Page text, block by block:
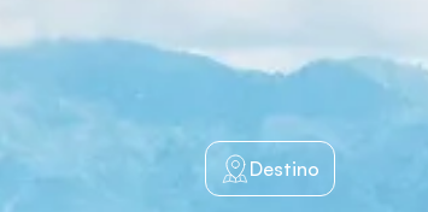
Destino